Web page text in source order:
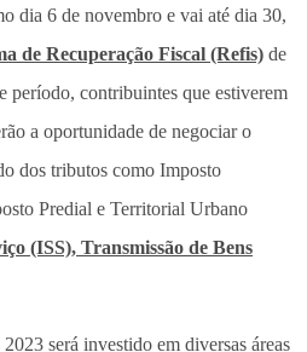
dia 6 de novembro e vai até dia 30,
de Recuperação Fiscal (Refis) de
período, contribuintes que estiverem
a oportunidade de negociar o
dos tributos como Imposto
Predial e Territorial Urbano
(ISS), Transmissão de Bens
será investido em diversas áreas